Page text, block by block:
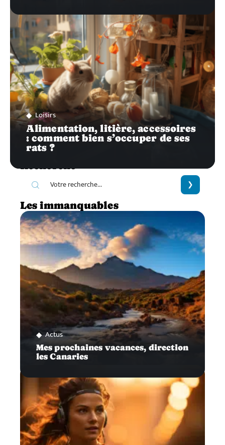
Loisirs
Alimentation, litière, accessoires
: comment bien s’occuper de ses
rats ?
Recherche
Les immanquables
Actus
Mes prochaines vacances, direction
les Canaries